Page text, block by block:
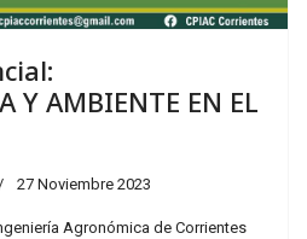
Y AMBIENTE EN EL
27 Noviembre 2023
Agronómica de Corrientes